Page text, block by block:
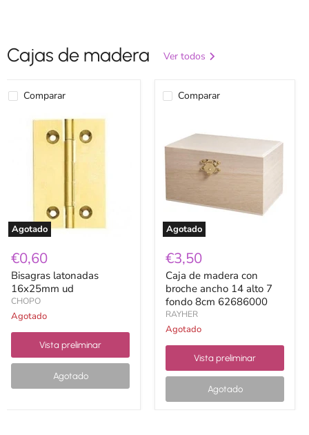
Colección Artemio My Lord
Coleccion Artemio Good Vibes
Coleccion Artemio Lovely Swan
Cajas de madera Ver todos
Comparar
Agotado
Bisagras
latonadas
16x25mm
€0,60
Bisagras latonadas
16x25mm ud
CHOPO
Agotado
Vista preliminar
Agotado
Comparar
Agotado
madera
con
alto
8cm
62686000
€3,50
Caja de madera con
broche ancho 14 alto 7
fondo 8cm 62686000
RAYHER
Agotado
Vista preliminar
Agotado